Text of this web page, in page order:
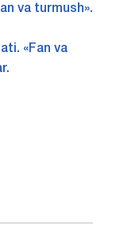
va turmush».
«Fan va